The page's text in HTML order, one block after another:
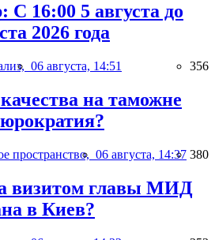
С 16:00 5 августа до
2026 года
06 августа, 14:51 356
на таможне
пространство, 06 августа, 14:37 380
визитом главы МИД
в Киев?